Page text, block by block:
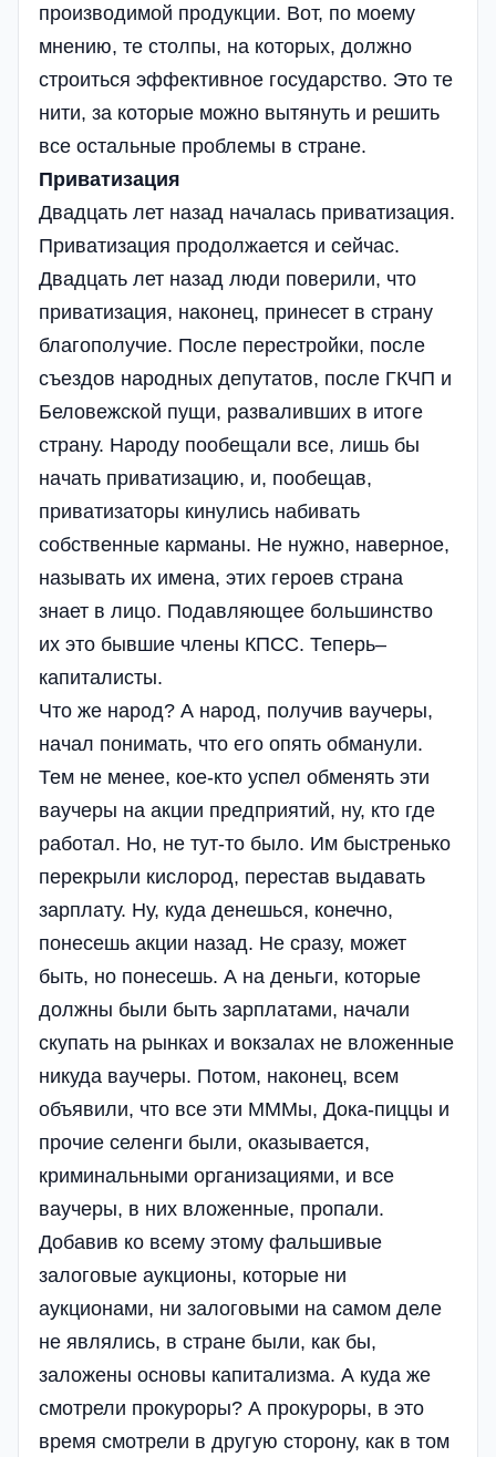
производимой продукции. Вот, по моему
мнению, те столпы, на которых, должно
строиться эффективное государство. Это те
нити, за которые можно вытянуть и решить
все остальные проблемы в стране.
Приватизация
Двадцать лет назад началась приватизация.
Приватизация продолжается и сейчас.
Двадцать лет назад люди поверили, что
приватизация, наконец, принесет в страну
благополучие. После перестройки, после
съездов народных депутатов, после ГКЧП и
Беловежской пущи, разваливших в итоге
страну. Народу пообещали все, лишь бы
начать приватизацию, и, пообещав,
приватизаторы кинулись набивать
собственные карманы. Не нужно, наверное,
называть их имена, этих героев страна
знает в лицо. Подавляющее большинство
их это бывшие члены КПСС. Теперь–
капиталисты.
Что же народ? А народ, получив ваучеры,
начал понимать, что его опять обманули.
Тем не менее, кое-кто успел обменять эти
ваучеры на акции предприятий, ну, кто где
работал. Но, не тут-то было. Им быстренько
перекрыли кислород, перестав выдавать
зарплату. Ну, куда денешься, конечно,
понесешь акции назад. Не сразу, может
быть, но понесешь. А на деньги, которые
должны были быть зарплатами, начали
скупать на рынках и вокзалах не вложенные
никуда ваучеры. Потом, наконец, всем
объявили, что все эти МММы, Дока-пиццы и
прочие селенги были, оказывается,
криминальными организациями, и все
ваучеры, в них вложенные, пропали.
Добавив ко всему этому фальшивые
залоговые аукционы, которые ни
аукционами, ни залоговыми на самом деле
не являлись, в стране были, как бы,
заложены основы капитализма. А куда же
смотрели прокуроры? А прокуроры, в это
время смотрели в другую сторону, как в том